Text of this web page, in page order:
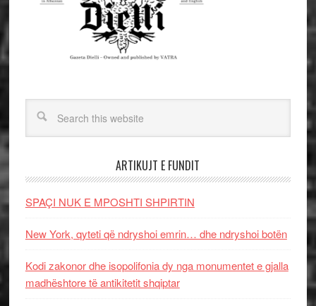
ARTIKUJT E FUNDIT
SPAÇI NUK E MPOSHTI SHPIRTIN
New York, qyteti që ndryshoi emrin… dhe ndryshoi botën
Kodi zakonor dhe isopolifonia dy nga monumentet e gjalla
madhështore të antikitetit shqiptar